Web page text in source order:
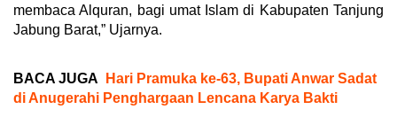
membaca Alquran, bagi umat Islam di Kabupaten Tanjung
Jabung Barat,” Ujarnya.
BACA JUGA
Hari Pramuka ke-63, Bupati Anwar Sadat
di Anugerahi Penghargaan Lencana Karya Bakti